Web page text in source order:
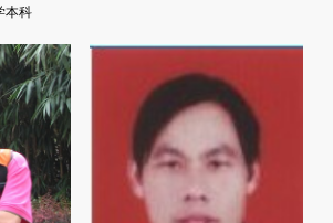
本科